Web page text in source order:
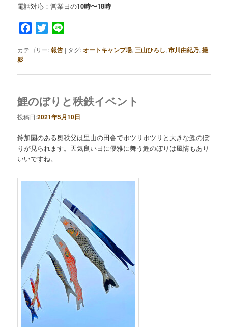
電話対応：営業日の10時〜18時
Facebook
Twitter
カテゴリー:報告 | タグ:オートキャンプ場, 三山ひろし,市川由紀乃,撮
影
鯉のぼりと秩鉄イベント
投稿日:2021年5月10日
鈴加園のある奥秩父は里山の田舎でポツリポツリと大きな鯉のぼ
りが見られます。天気良い日に優雅に舞う鯉のぼりは風情もあり
いいですね。